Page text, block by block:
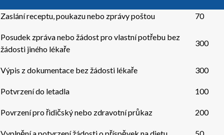
Zaslání receptu, poukazu nebo zprávy poštou 70
Posudek zpráva nebo žádost pro vlastní potřebu bez
žádosti jiného lékaře
300
Výpis z dokumentace bez žádosti lékaře 300
Potvrzení do letadla 100
Povrzení pro řidičský nebo zdravotní průkaz 200